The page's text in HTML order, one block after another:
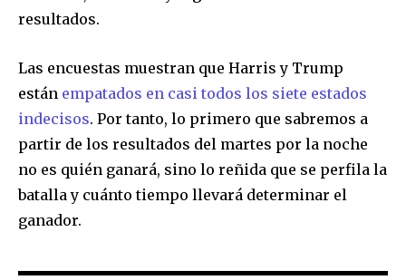
resultados.
Las encuestas muestran que Harris y Trump
están empatados en casi todos los siete estados
indecisos. Por tanto, lo primero que sabremos a
partir de los resultados del martes por la noche
no es quién ganará, sino lo reñida que se perfila la
batalla y cuánto tiempo llevará determinar el
ganador.